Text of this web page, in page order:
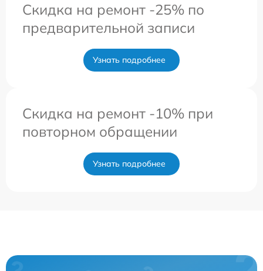
Скидка на ремонт -25% по
предварительной записи
Узнать подробнее
Скидка на ремонт -10% при
повторном обращении
Узнать подробнее